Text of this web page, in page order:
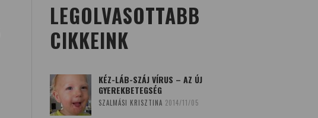
LEGOLVASOTTABB
CIKKEINK
KÉZ-LÁB-SZÁJ VÍRUS – AZ ÚJ
GYEREKBETEGSÉG
SZALMÁSI KRISZTINA 2014/11/05